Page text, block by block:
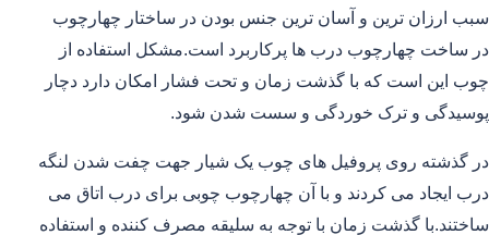
سبب ارزان ترین و آسان ترین جنس بودن در ساختار چهارچوب
در ساخت چهارچوب درب ها پرکاربرد است.مشکل استفاده از
چوب این است که با گذشت زمان و تحت فشار امکان دارد دچار
پوسیدگی و ترک خوردگی و سست شدن شود.
در گذشته روی پروفیل های چوب یک شیار جهت چفت شدن لنگه
درب ایجاد می کردند و با آن چهارچوب چوبی برای درب اتاق می
ساختند.با گذشت زمان با توجه به سلیقه مصرف کننده و استفاده